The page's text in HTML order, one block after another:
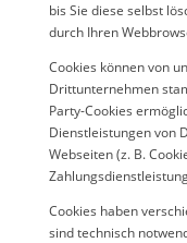
bis Sie diese selbst
durch Ihren
Cookies können von
Drittunternehmen
Party-Cookies
Dienstleistungen von
Webseiten (z. B.
Cookies haben
sind technisch